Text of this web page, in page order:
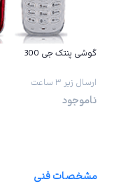
گوشی پنتک جی 300
ارسال زیر ۳ ساعت
ناموجود
مشخصات فنی